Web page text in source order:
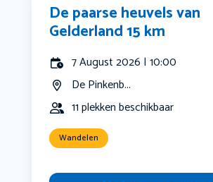
De paarse heuvels van
Gelderland 15 km
7 August 2026 | 10:00
De Pinkenb...
11 plekken beschikbaar
Wandelen